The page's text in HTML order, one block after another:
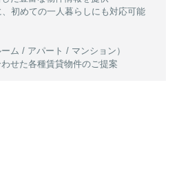
、初めての一人暮らしにも対応可能
ム / アパート / マンション）
せた各種賃貸物件のご提案